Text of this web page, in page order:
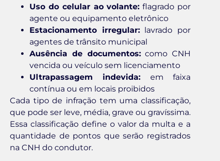
Uso do celular ao volante: flagrado por
agente ou equipamento eletrônico
Estacionamento irregular:lavrado por
agentes de trânsito municipal
Ausência de documentos:como CNH
vencida ou veículo sem licenciamento
Ultrapassagem indevida: em faixa
contínua ou em locais proibidos
Cada tipo de infração tem uma classificação,
que pode ser leve, média, grave ou gravíssima.
Essa classificação define o valor da multa e a
quantidade de pontos que serão registrados
na CNH do condutor.